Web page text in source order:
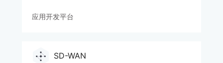
应用开发平台
SD-WAN